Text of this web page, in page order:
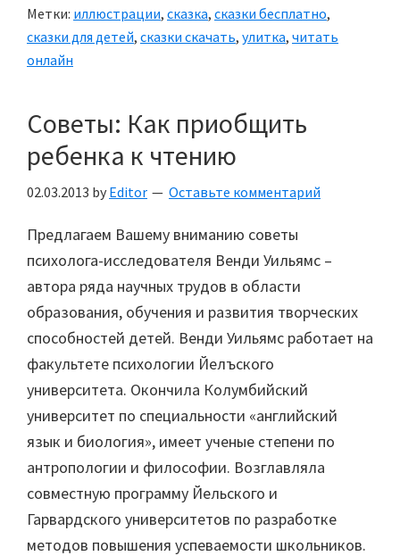
Метки: иллюстрации, сказка, сказки бесплатно,
сказки для детей, сказки скачать, улитка, читать
онлайн
Советы: Как приобщить
ребенка к чтению
02.03.2013 by Editor Оставьте комментарий
Предлагаем Вашему вниманию советы
психолога-исследователя Венди Уильямс –
автора ряда научных трудов в области
образования, обучения и развития творческих
способностей детей. Венди Уильямс работает на
факультете психологии Йелъского
университета. Окончила Колумбийский
университет по специальности «английский
язык и биология», имеет ученые степени по
антропологии и философии. Возглавляла
совместную программу Йельского и
Гарвардского университетов по разработке
методов повышения успеваемости школьников.